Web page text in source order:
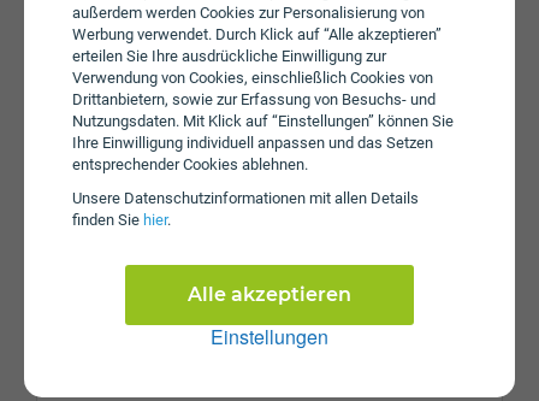
außerdem werden Cookies zur Personalisierung von
Werbung verwendet. Durch Klick auf “Alle akzeptieren”
erteilen Sie Ihre ausdrückliche Einwilligung zur
Verwendung von Cookies, einschließlich Cookies von
Drittanbietern, sowie zur Erfassung von Besuchs- und
Nutzungsdaten. Mit Klick auf “Einstellungen” können Sie
Ihre Einwilligung individuell anpassen und das Setzen
entsprechender Cookies ablehnen.
Unsere Daten­schutz­informationen mit allen Details
finden Sie hier.
Einstellungen
Alle akzeptieren
Speicherkarte
Betriebssystem
Android 15
Prozessor
Octa-Core
Arbeitsspeicher
12 GB
SIM-Karte
Nano-SIM
223g